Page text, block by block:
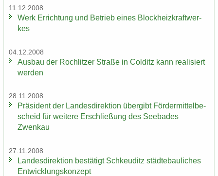
11.12.2008
Werk Er­rich­tung und Be­trieb eines Block­heiz­kraft­wer­
kes
04.12.2008
Aus­bau der Roch­lit­zer Stra­ße in Col­ditz kann rea­li­siert
wer­den
28.11.2008
Prä­si­dent der Lan­des­di­rek­ti­on über­gibt För­der­mit­tel­be­
scheid für wei­te­re Er­schlie­ßung des See­ba­des
Zwenkau
27.11.2008
Lan­des­di­rek­ti­on be­stä­tigt Schkeu­ditz städ­te­bau­li­ches
Ent­wick­lungs­kon­zept